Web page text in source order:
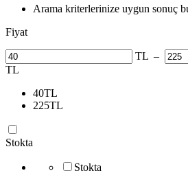
Arama kriterlerinize uygun sonuç
Fiyat
TL –
TL
40TL
225TL
Stokta
Stokta